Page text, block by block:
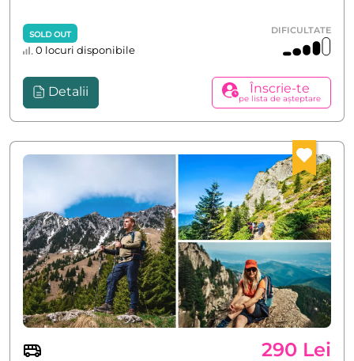
SOLD OUT
0 locuri disponibile
DIFICULTATE
Detalii Înscrie-te
pe lista de așteptare
290 Lei